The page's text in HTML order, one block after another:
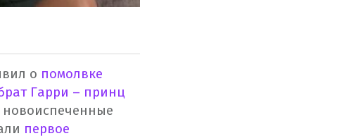
о помолвке
Гарри – принц
первое